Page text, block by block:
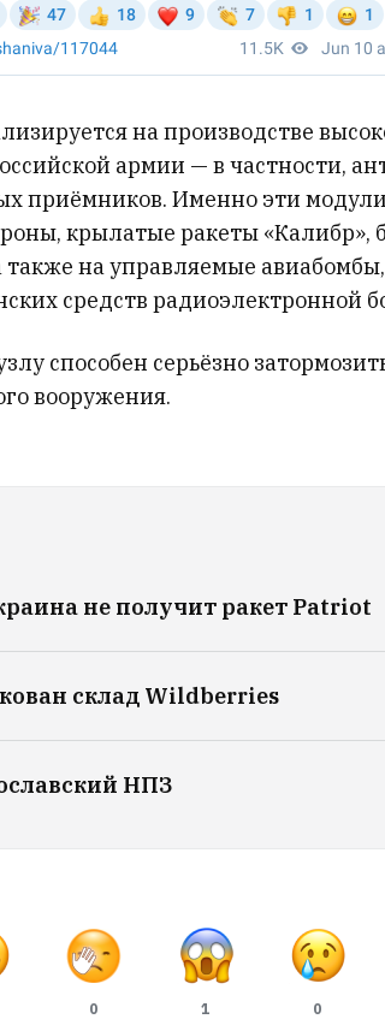
на производстве
армии — в частности,
приёмников. Именно эти
крылатые ракеты «Калибр»,
также на управляемые
средств радиоэлектронной
способен серьёзно
вооружения.
не получит ракет Patriot
склад Wildberries
НПЗ
0 1 0